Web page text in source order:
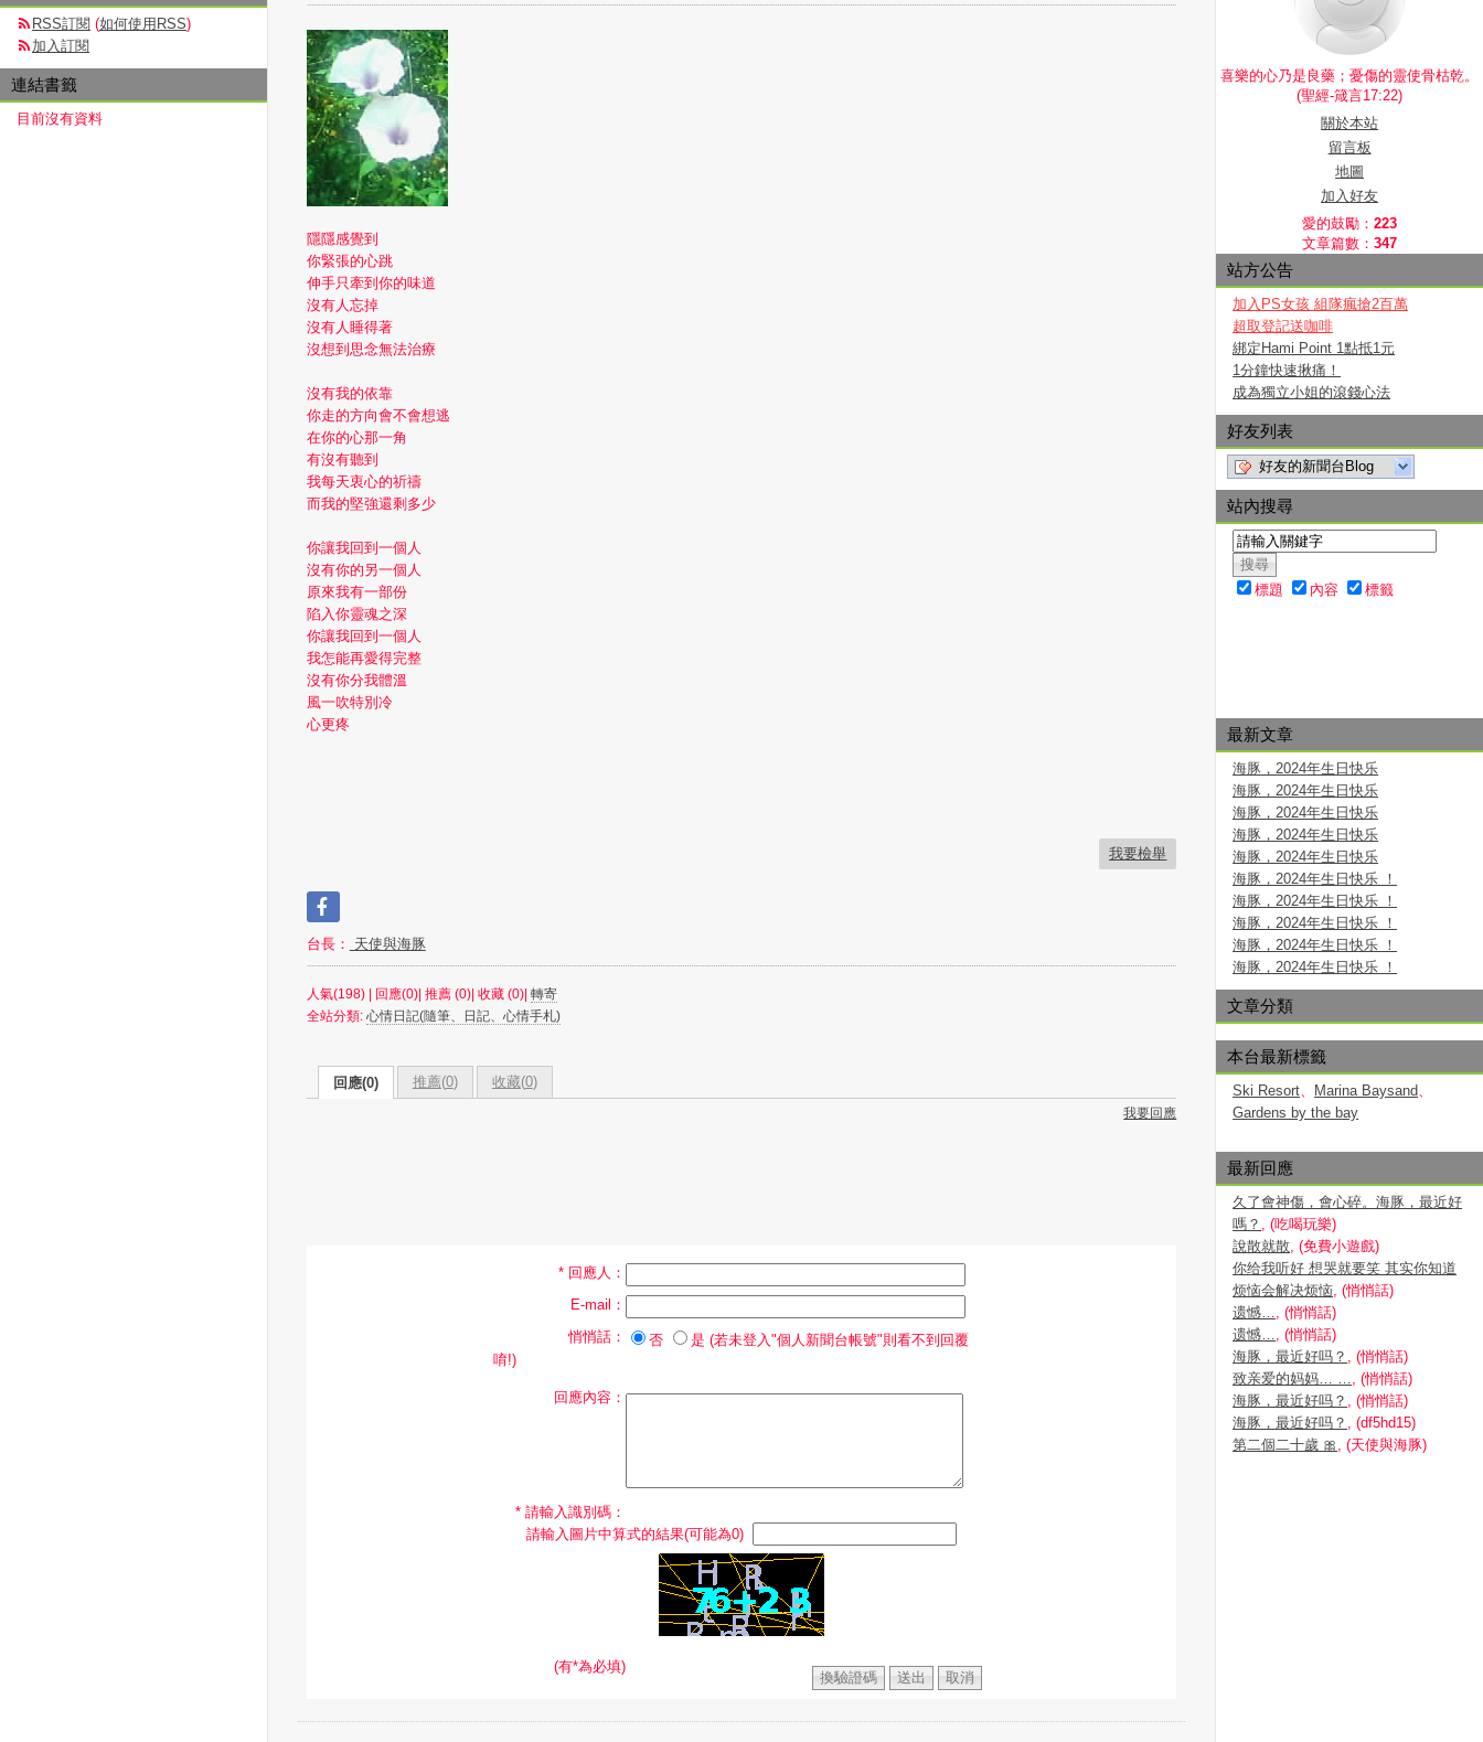
隱隱感覺到
你緊張的心跳
伸手只牽到你的味道
沒有人忘掉
沒有人睡得著
沒想到思念無法治療
沒有我的依靠
你走的方向會不會想逃
在你的心那一角
有沒有聽到
我每天衷心的祈禱
而我的堅強還剩多少
你讓我回到一個人
沒有你的另一個人
原來我有一部份
陷入你靈魂之深
你讓我回到一個人
我怎能再愛得完整
沒有你分我體溫
風一吹特別冷
心更疼
我要檢舉
台長： 天使與海豚
人氣(198) | 回應(0)| 推薦 (0)| 收藏 (0)| 轉寄
全站分類: 心情日記(隨筆、日記、心情手札)
回應(0) 推薦(0) 收藏(0)
我要回應
* 回應人：
E-mail：
悄悄話：
否
是 (若未登入"個人新聞台帳號"則看不到回覆
唷!)
回應內容：
* 請輸入識別碼：
請輸入圖片中算式的結果(可能為0)
(有*為必填)
喜樂的心乃是良藥；憂傷的靈使骨枯乾。
(聖經-箴言17:22)
關於本站
留言板
地圖
加入好友
愛的鼓勵：223
文章篇數：347
站方公告
加入PS女孩 組隊瘋搶2百萬
超取登記送咖啡
綁定Hami Point 1點抵1元
1分鐘快速揪痛！
成為獨立小姐的滾錢心法
好友列表
好友的新聞台Blog
站內搜尋
標題 內容 標籤
最新文章
海豚，2024年生日快乐
海豚，2024年生日快乐
海豚，2024年生日快乐
海豚，2024年生日快乐
海豚，2024年生日快乐
海豚，2024年生日快乐 ！
海豚，2024年生日快乐 ！
海豚，2024年生日快乐 ！
海豚，2024年生日快乐 ！
海豚，2024年生日快乐 ！
文章分類
本台最新標籤
Ski Resort、 Marina Baysand、
Gardens by the bay
最新回應
久了會神傷，會心碎。海豚，最近好
嗎？ , (吃喝玩樂)
說散就散, (免費小遊戲)
你给我听好 想哭就要笑 其实你知道
烦恼会解决烦恼, (悄悄話)
遗憾…, (悄悄話)
遗憾…, (悄悄話)
海豚，最近好吗？ , (悄悄話)
致亲爱的妈妈… …, (悄悄話)
海豚，最近好吗？ , (悄悄話)
海豚，最近好吗？ , (df5hd15)
第二個二十歲 🎀 , (天使與海豚)
RSS訂閱 (如何使用RSS)
加入訂閱
連結書籤
目前沒有資料